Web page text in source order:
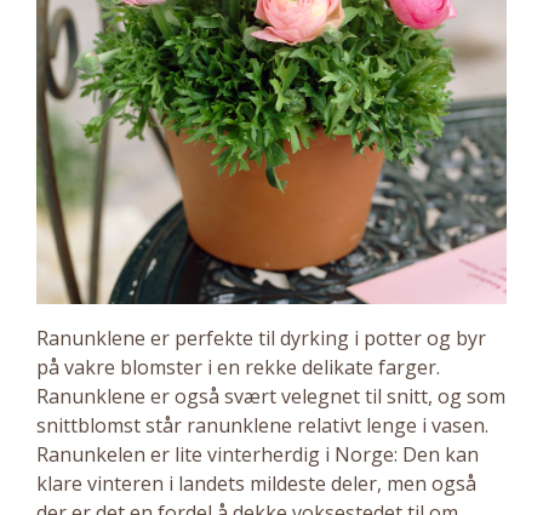
Ranunklene er perfekte til dyrking i potter og byr
på vakre blomster i en rekke delikate farger.
Ranunklene er også svært velegnet til snitt, og som
snittblomst står ranunklene relativt lenge i vasen.
Ranunkelen er lite vinterherdig i Norge: Den kan
klare vinteren i landets mildeste deler, men også